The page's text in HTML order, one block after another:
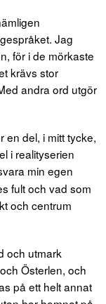
Jag
för i de mörkaste
krävs stor
andra ord utgör
en del, i mitt tycke,
i realityserien
min egen
fult och vad som
och centrum
och utmark
Österlen, och
på ett helt annat